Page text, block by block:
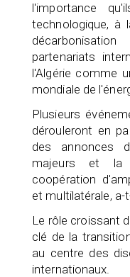
l'importance
technologique, à
partenariats
l'Algérie comme
mondiale de
Plusieurs
dérouleront en
des annonces
majeurs et la
coopération
et multilatérale, a-
Le rôle croissant
clé de la
au centre des
internationaux.